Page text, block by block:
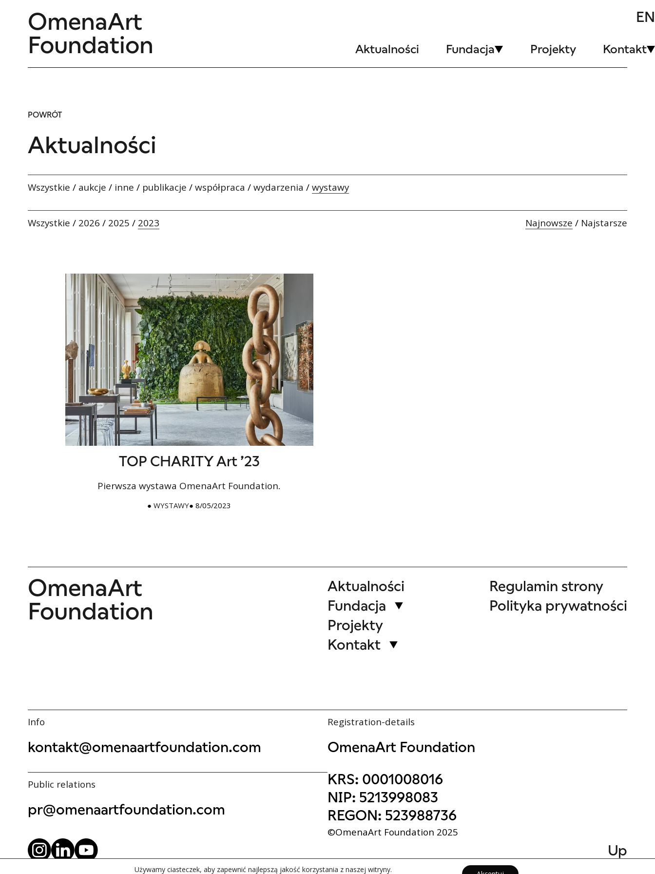
OmenaArt
Foundation
EN
Aktualności Fundacja Projekty Kontakt
POWRÓT
Aktualności
Wszystkie / aukcje / inne / publikacje /współpraca /wydarzenia /wystawy
Wszystkie / 2026 / 2025 / 2023 Najnowsze / Najstarsze
TOP CHARITY Art ’23
Pierwsza wystawa OmenaArt Foundation.
●WYSTAWY● 8/05/2023
OmenaArt
Foundation
Aktualności
Fundacja
Projekty
Kontakt
Regulamin strony
Polityka prywatności
Info
kontakt@omenaartfoundation.com
Public relations
pr@omenaartfoundation.com
Registration-details
OmenaArt Foundation
KRS: 0001008016
NIP: 5213998083
REGON: 523988736
©OmenaArt Foundation 2025
Up
Używamy ciasteczek, aby zapewnić najlepszą jakość korzystania z naszej witryny.